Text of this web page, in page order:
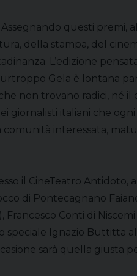
questi premi,
della stampa, del
L’edizione
Gela è lontana
non trovano radici, né il
giornalisti italiani che
interessata,
il CineTeatro Antidoto,
di Pontecagnano
Conti di
speciale Ignazio Buttitta
sarà quella giusta